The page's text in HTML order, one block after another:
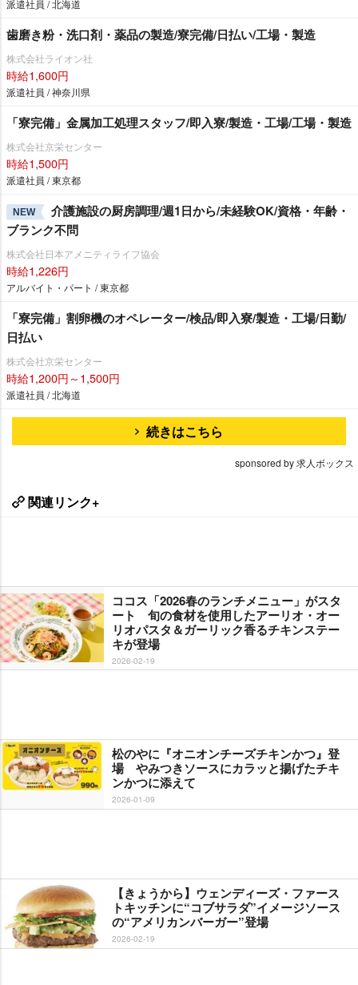
派遣社員 / 北海道
歯磨き粉・洗口剤・薬品の製造/寮完備/日払い/工場・製造
株式会社ライオン社
時給1,600円
派遣社員 / 神奈川県
「寮完備」金属加工処理スタッフ/即入寮/製造・工場/工場・製造
株式会社京栄センター
時給1,500円
派遣社員 / 東京都
NEW
介護施設の厨房調理/週1日から/未経験OK/資格・年齢・
ブランク不問
株式会社日本アメニティライフ協会
時給1,226円
アルバイト・パート / 東京都
「寮完備」割卵機のオペレーター/検品/即入寮/製造・工場/日勤/
日払い
株式会社京栄センター
時給1,200円～1,500円
派遣社員 / 北海道
続きはこちら
sponsored by 求人ボックス
関連リンク+
ココス「2026春のランチメニュー」がスタ
ート 旬の食材を使用したアーリオ・オー
リオパスタ＆ガーリック香るチキンステー
キが登場
2026-02-19
松のやに『オニオンチーズチキンかつ』登
場 やみつきソースにカラッと揚げたチキ
ンかつに添えて
2026-01-09
【きょうから】ウェンディーズ・ファース
トキッチンに“コブサラダ”イメージソース
の“アメリカンバーガー”登場
2026-02-19